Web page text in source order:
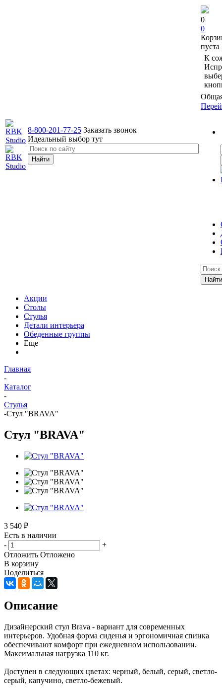
8-800-201-77-25 Заказать звонок
Идеальный выбор тут
0
0
пуста
К
Акции
Столы
Стулья
Детали интерьера
Обеденные группы
Еще
Главная
-
Каталог
-
Стулья
-Стул "BRAVA"
Стул "BRAVA"
3 540 ₽
Есть в наличии
-
+
Отложить Отложено
В корзину
Поделиться
Описание
Дизайнерский стул Brava - вариант для современных
интерьеров. Удобная форма сиденья и эргономичная спинка
обеспечивают комфорт при ежедневном использовании.
Максимальная нагрузка 110 кг.
Доступен в следующих цветах: черный, белый, серый, светло-
серый, капучино, светло-бежевый.